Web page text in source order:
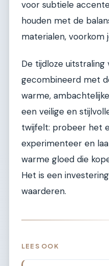
voor subtiele
houden met de
materialen,
De tijdloze uitstraling
gecombineerd met
warme,
een veilige en
twijfelt: probeer het
experimenteer en
warme gloed die
Het is een
waarderen.
LEES OOK